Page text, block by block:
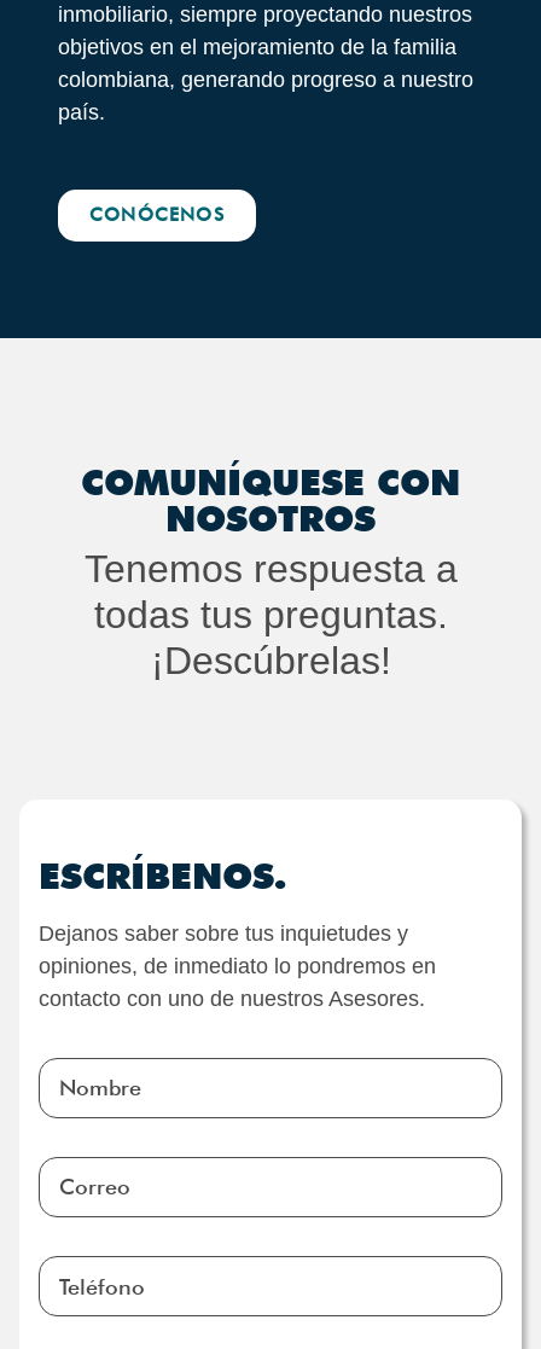
inmobiliario, siempre proyectando nuestros
objetivos en el mejoramiento de la familia
colombiana, generando progreso a nuestro
país.
CONÓCENOS
COMUNÍQUESE CON
NOSOTROS
Tenemos respuesta a
todas tus preguntas.
¡Descúbrelas!
ESCRÍBENOS.
Dejanos saber sobre tus inquietudes y
opiniones, de inmediato lo pondremos en
contacto con uno de nuestros Asesores.